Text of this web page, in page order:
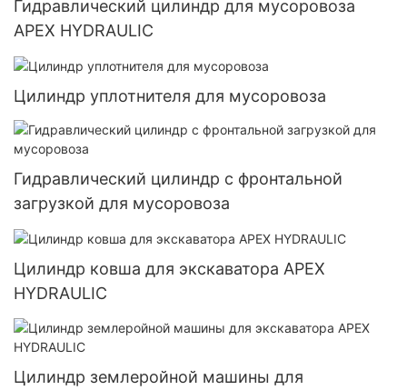
Гидравлический цилиндр для мусоровоза
APEX HYDRAULIC
Цилиндр уплотнителя для мусоровоза
Гидравлический цилиндр с фронтальной
загрузкой для мусоровоза
Цилиндр ковша для экскаватора APEX
HYDRAULIC
Цилиндр землеройной машины для